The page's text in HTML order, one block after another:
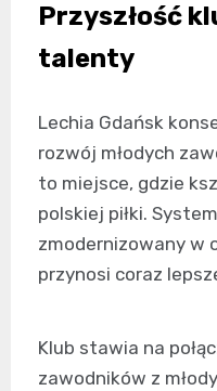
Przyszłość
talenty
Lechia Gdańsk
rozwój młodych
to miejsce, gdzie
polskiej piłki.
zmodernizowany w
przynosi coraz
Klub stawia na
zawodników z